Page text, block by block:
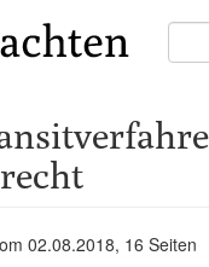
Suche
in
02.08.2018, 16 Seiten